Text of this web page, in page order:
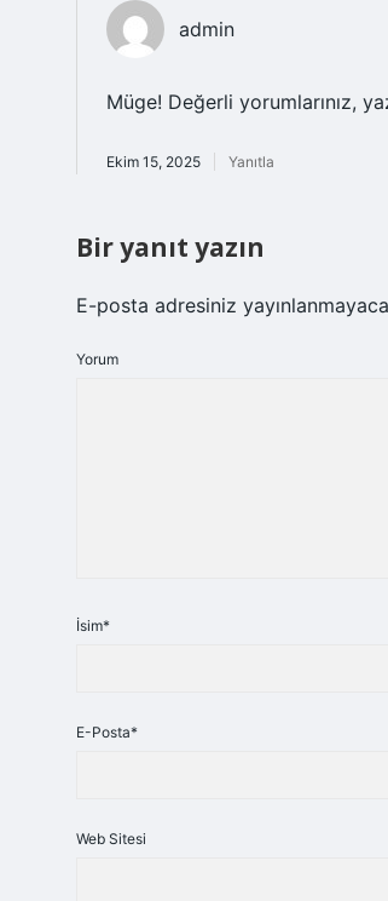
admin
Müge! Değerli yorumlarınız,
Ekim 15, 2025 Yanıtla
Bir yanıt yazın
E-posta adresiniz
Yorum
İsim*
E-Posta*
Web Sitesi